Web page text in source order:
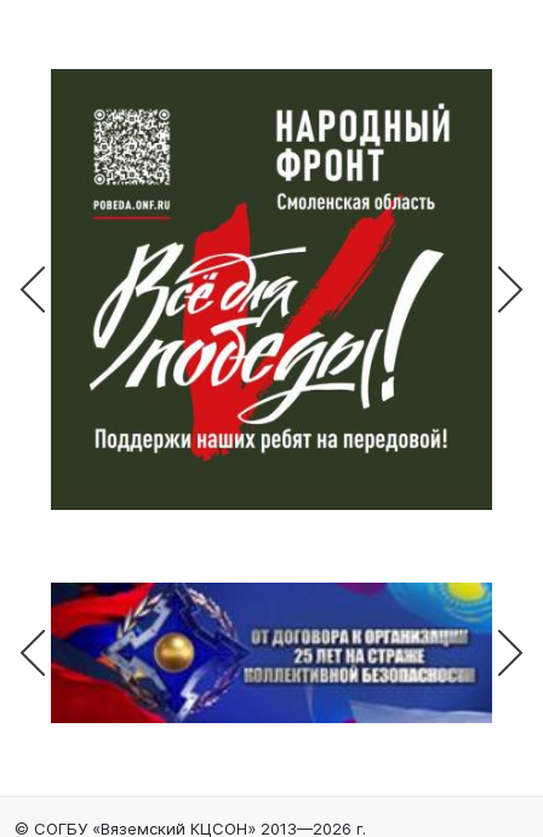
© СОГБУ «Вяземский КЦСОН» 2013—2026 г.